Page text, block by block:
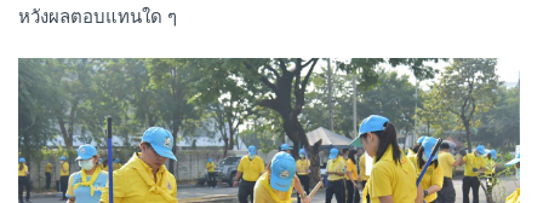
หวังผลตอบแทนใด ๆ